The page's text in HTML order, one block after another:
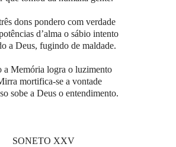
dons pondero com verdade
d’alma o sábio intento
a Deus, fugindo de maldade.
a Memória logra o luzimento
mortifica-se a vontade
sobe a Deus o entendimento.
SONETO XXV